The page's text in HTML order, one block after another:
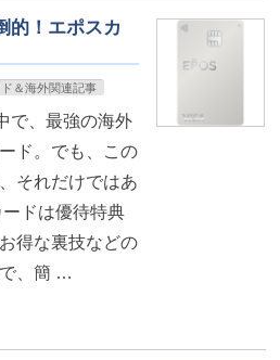
的！エポスカ
＆海外関連記事
で、最強の海外
ド。でも、この
それだけではあ
ドは優待特典
得な裏技などの
、簡 …